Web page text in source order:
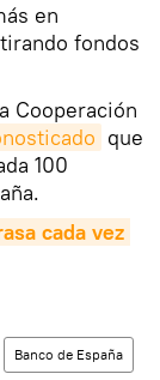
en
fondos
Cooperación
que
100
cada vez
Banco de España